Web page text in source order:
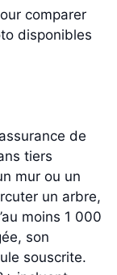
comparer
disponibles
de
tiers
mur ou un
un arbre,
moins 1 000
son
souscrite.